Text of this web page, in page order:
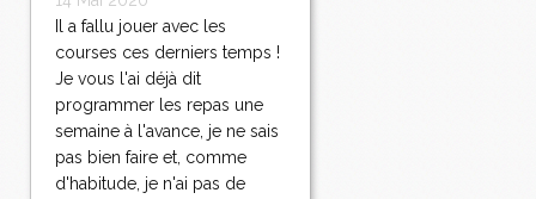
Il a fallu jouer avec les
courses ces derniers temps !
Je vous l'ai déjà dit
programmer les repas une
semaine à l'avance, je ne sais
pas bien faire et, comme
d'habitude, je n'ai pas de